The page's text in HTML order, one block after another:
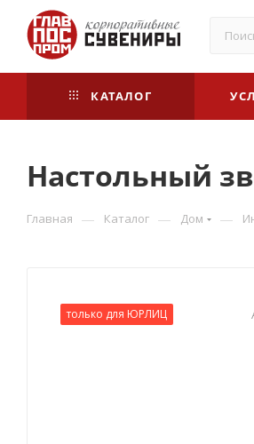
КАТАЛОГ
Настольный
Главная — Каталог — Дом —
только для ЮРЛИЦ